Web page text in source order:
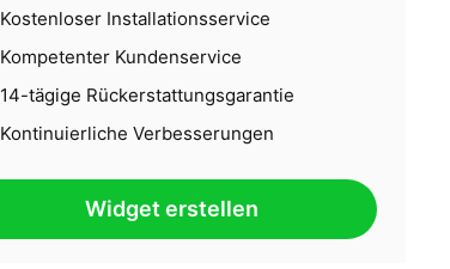
Kostenloser Installationsservice
Kompetenter Kundenservice
14-tägige Rückerstattungsgarantie
Kontinuierliche Verbesserungen
Widget erstellen